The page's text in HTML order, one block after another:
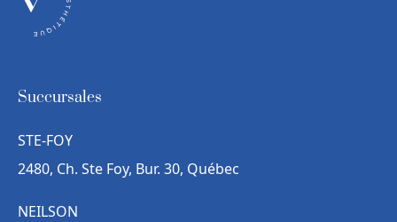
Succursales
STE-FOY
2480, Ch. Ste Foy, Bur. 30, Québec
NEILSON